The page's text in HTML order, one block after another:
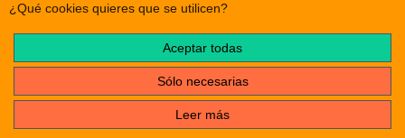
¿Qué cookies quieres que se utilicen?
Aceptar todas
Sólo necesarias
Leer más